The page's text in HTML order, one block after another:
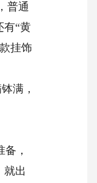
普通
有“黄
挂饰
满，
，
就出